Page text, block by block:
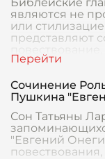
являются не
или
представляют
Сочинение
Пушкина
Сон Татьяны
"Евгений